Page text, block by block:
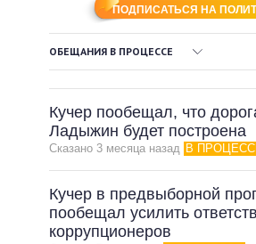
ОБЗОРЫ
ДАЙДЖЕСТЫ
ПРЕЗИДЕНТ И ОФИС
ВЕРХОВНАЯ РАДА
КАБИНЕТ МИНИСТРОВ
ГЛАВЫ
МЭРЫ
ВСЕ ПЕРСОНЫ
ВИДЕО
ПОДДЕРЖАТЬ
ПОДПИСАТЬСЯ НА
ОБЕЩАНИЯ В ПРОЦЕССЕ
НЕВЫПОЛНЕННЫЕ
ОБЕЩАНИЯ В
ВСЕ ОБЕЩАНИЯ
АРХИВНЫЕ
Кучер пообещал, что
Ладыжин будет построена
Сказано 3 месяца назад В
Кучер в предвыборной
пообещал усилить
коррупционеров